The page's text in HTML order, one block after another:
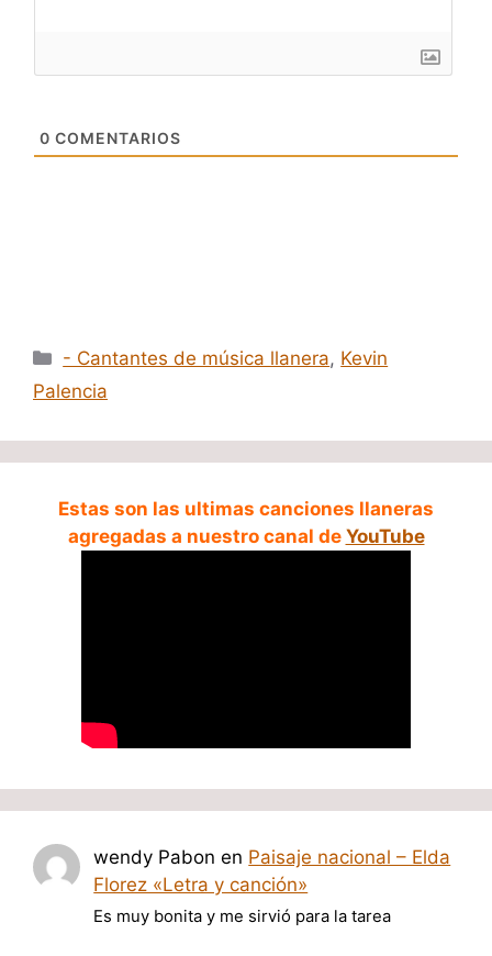
0 COMENTARIOS
Categorías
- Cantantes de música llanera, Kevin
Palencia
Estas son las ultimas canciones llaneras
agregadas a nuestro canal de YouTube
wendy Pabon en Paisaje nacional – Elda
Florez «Letra y canción»
Es muy bonita y me sirvió para la tarea